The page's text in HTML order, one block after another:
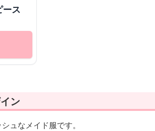
ース
ン
ュなメイド服です。